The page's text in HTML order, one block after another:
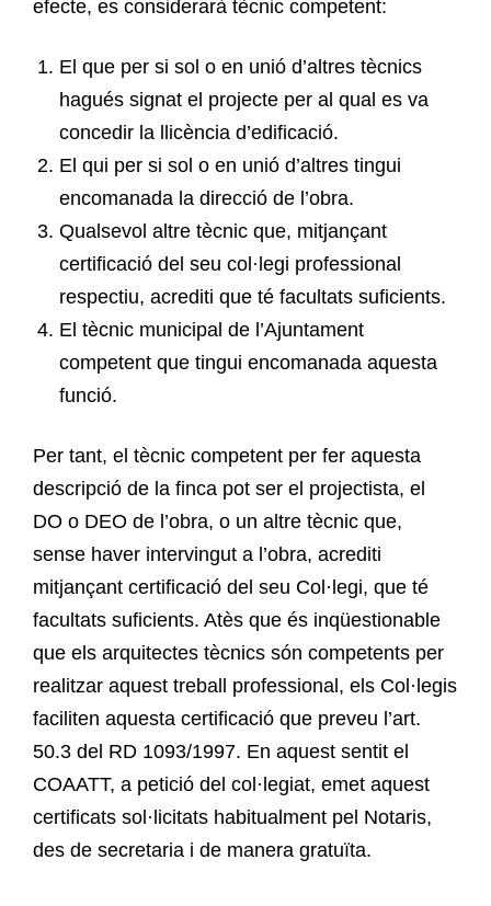
efecte, es considerarà tècnic competent:
El que per si sol o en unió d’altres tècnics
hagués signat el projecte per al qual es va
concedir la llicència d’edificació.
El qui per si sol o en unió d’altres tingui
encomanada la direcció de l’obra.
Qualsevol altre tècnic que, mitjançant
certificació del seu col·legi professional
respectiu, acrediti que té facultats suficients.
El tècnic municipal de l’Ajuntament
competent que tingui encomanada aquesta
funció.
Per tant, el tècnic competent per fer aquesta
descripció de la finca pot ser el projectista, el
DO o DEO de l’obra, o un altre tècnic que,
sense haver intervingut a l’obra, acrediti
mitjançant certificació del seu Col·legi, que té
facultats suficients. Atès que és inqüestionable
que els arquitectes tècnics són competents per
realitzar aquest treball professional, els Col·legis
faciliten aquesta certificació que preveu l’art.
50.3 del RD 1093/1997. En aquest sentit el
COAATT, a petició del col·legiat, emet aquest
certificats sol·licitats habitualment pel Notaris,
des de secretaria i de manera gratuïta.